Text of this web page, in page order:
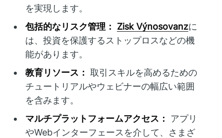
を実現します。
包括的なリスク管理：
Zisk Výnosovanzに
は、投資を保護するストップロスなどの機
能があります。
教育リソース： 取引スキルを高めるための
チュートリアルやウェビナーの幅広い範囲
を含みます。
マルチプラットフォームアクセス：
アプリ
やWebインターフェースを介して、さまざ